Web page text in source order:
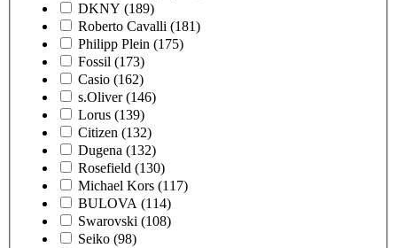
DKNY (189)
Roberto Cavalli (181)
Philipp Plein (175)
Fossil (173)
Casio (162)
s.Oliver (146)
Lorus (139)
Citizen (132)
Dugena (132)
Rosefield (130)
Michael Kors (117)
BULOVA (114)
Swarovski (108)
Seiko (98)